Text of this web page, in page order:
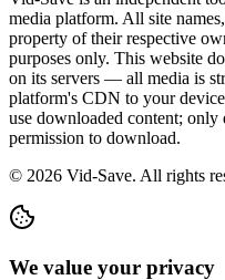
media platform. All site
property of their respective
purposes only. This website
on its servers — all media is
platform's CDN to your
use downloaded content;
permission to download.
© 2026 Vid-Save. All rights
We value your privacy